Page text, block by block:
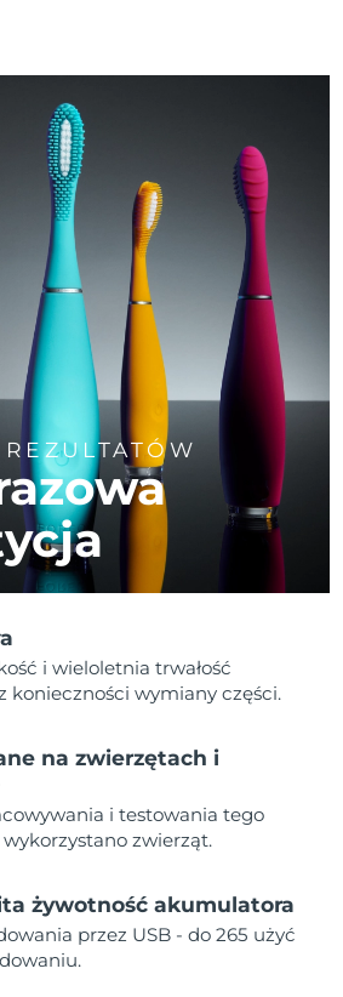
i wieloletnia trwałość
konieczności wymiany części.
na zwierzętach i
i testowania tego
zwierząt.
żywotność akumulatora
przez USB - do 265 użyć